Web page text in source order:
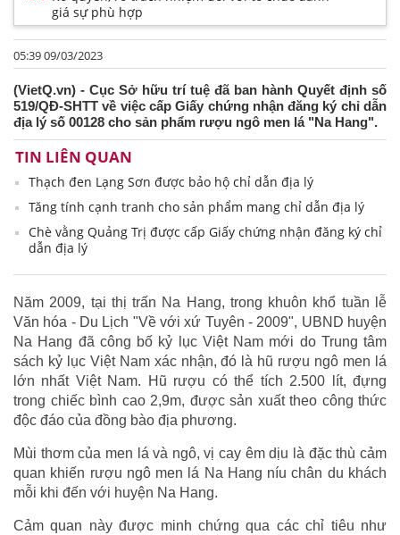
giá sự phù hợp
05:39 09/03/2023
(VietQ.vn) - Cục Sở hữu trí tuệ đã ban hành Quyết định số
519/QĐ-SHTT về việc cấp Giấy chứng nhận đăng ký chỉ dẫn
địa lý số 00128 cho sản phẩm rượu ngô men lá "Na Hang".
TIN LIÊN QUAN
Thạch đen Lạng Sơn được bảo hộ chỉ dẫn địa lý
Tăng tính cạnh tranh cho sản phẩm mang chỉ dẫn địa lý
Chè vằng Quảng Trị được cấp Giấy chứng nhận đăng ký chỉ
dẫn địa lý
Năm 2009, tại thị trấn Na Hang, trong khuôn khổ tuần lễ
Văn hóa - Du Lịch "Về với xứ Tuyên - 2009", UBND huyện
Na Hang đã công bố kỷ lục Việt Nam mới do Trung tâm
sách kỷ lục Việt Nam xác nhận, đó là hũ rượu ngô men lá
lớn nhất Việt Nam. Hũ rượu có thể tích 2.500 lít, đựng
trong chiếc bình cao 2,9m, được sản xuất theo công thức
độc đáo của đồng bào địa phương.
Mùi thơm của men lá và ngô, vị cay êm dịu là đặc thù cảm
quan khiến rượu ngô men lá Na Hang níu chân du khách
mỗi khi đến với huyện Na Hang.
Cảm quan này được minh chứng qua các chỉ tiêu như